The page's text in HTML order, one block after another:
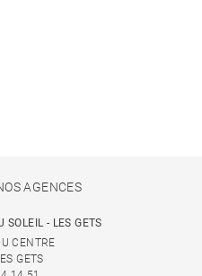
AGENCES
SOLEIL - LES GETS
CENTRE
GETS